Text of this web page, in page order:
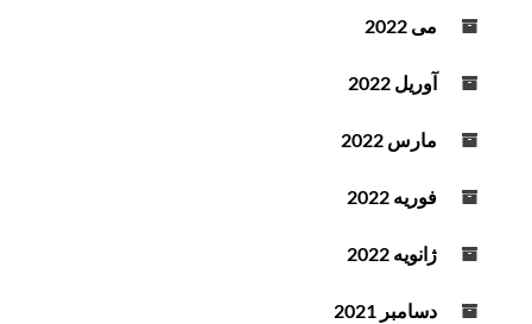
می 2022
آوریل 2022
مارس 2022
فوریه 2022
ژانویه 2022
دسامبر 2021